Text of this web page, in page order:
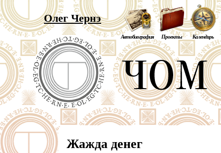
Олег Чернэ
Автобиография Проекты Календарь
Жажда денег